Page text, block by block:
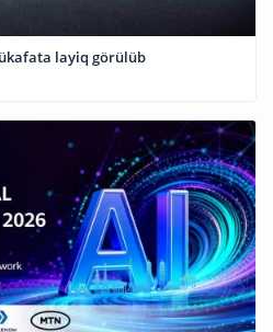
layiq görülüb